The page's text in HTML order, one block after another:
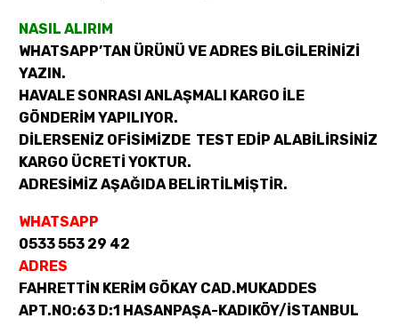
NASIL ALIRIM
WHATSAPP’TAN ÜRÜNÜ VE ADRES BİLGİLERİNİZİ
YAZIN.
HAVALE SONRASI ANLAŞMALI KARGO İLE
GÖNDERİM YAPILIYOR.
DİLERSENİZ OFİSİMİZDE TEST EDİP ALABİLİRSİNİZ
KARGO ÜCRETİ YOKTUR.
ADRESİMİZ AŞAĞIDA BELİRTİLMİŞTİR.
WHATSAPP
0533 553 29 42
ADRES
FAHRETTİN KERİM GÖKAY CAD.MUKADDES
APT.NO:63 D:1 HASANPAŞA-KADIKÖY/İSTANBUL